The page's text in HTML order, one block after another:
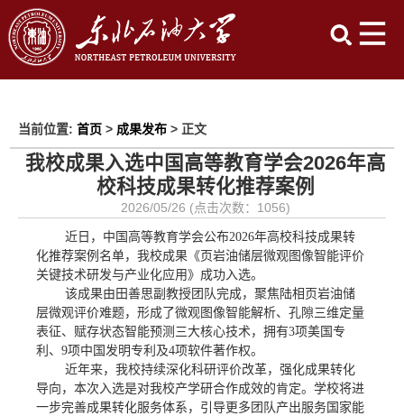
当前位置: 首页> 成果发布> 正文
我校成果入选中国高等教育学会2026年高
校科技成果转化推荐案例
2026/05/26 (点击次数： 1056)
近日，中国高等教育学会公布2026年高校科技成果转
化推荐案例名单，我校成果《页岩油储层微观图像智能评价
关键技术研发与产业化应用》成功入选。
该成果由田善思副教授团队完成，聚焦陆相页岩油储
层微观评价难题，形成了微观图像智能解析、孔隙三维定量
表征、赋存状态智能预测三大核心技术，拥有3项美国专
利、9项中国发明专利及4项软件著作权。
近年来，我校持续深化科研评价改革，强化成果转化
导向，本次入选是对我校产学研合作成效的肯定。学校将进
一步完善成果转化服务体系，引导更多团队产出服务国家能